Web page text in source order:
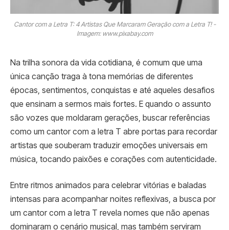
Cantor com a Letra T: 4 Artistas Que Marcaram Geração com a Letra T! -
Imagem: www.pixabay.com
Na trilha sonora da vida cotidiana, é comum que uma
única canção traga à tona memórias de diferentes
épocas, sentimentos, conquistas e até aqueles desafios
que ensinam a sermos mais fortes. E quando o assunto
são vozes que moldaram gerações, buscar referências
como um cantor com a letra T abre portas para recordar
artistas que souberam traduzir emoções universais em
música, tocando paixões e corações com autenticidade.
Entre ritmos animados para celebrar vitórias e baladas
intensas para acompanhar noites reflexivas, a busca por
um cantor com a letra T revela nomes que não apenas
dominaram o cenário musical, mas também serviram